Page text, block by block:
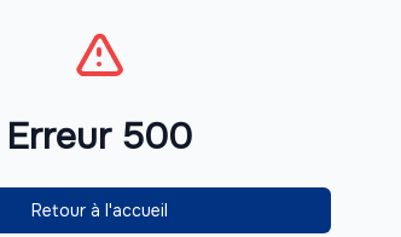
Erreur 500
Retour à l'accueil